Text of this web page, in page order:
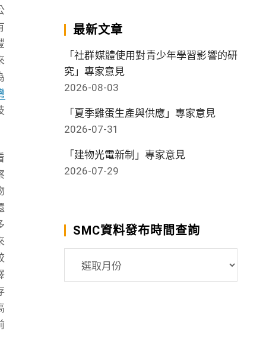
最新文章
「社群媒體使用對青少年學習影響的研
究」專家意見
2026-08-03
「夏季雞蛋生產與供應」專家意見
2026-07-31
「建物光電新制」專家意見
2026-07-29
SMC資料發布時間查詢